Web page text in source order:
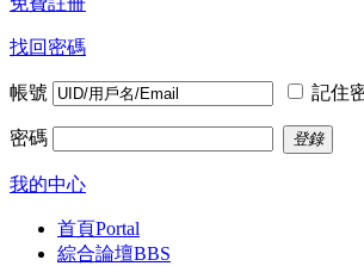
找回密碼
帳號 記住
密碼 登錄
我的中心
首頁Portal
綜合論壇BBS